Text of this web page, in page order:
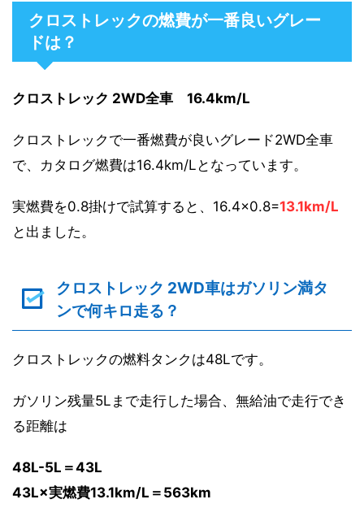
クロストレックの燃費が一番良いグレー
ドは？
クロストレック 2WD全車 16.4km/L
クロストレックで一番燃費が良いグレード2WD全車
で、カタログ燃費は16.4km/Lとなっています。
実燃費を0.8掛けで試算すると、16.4×0.8=13.1km/L
と出ました。
クロストレック 2WD車はガソリン満タ
ンで何キロ走る？
クロストレックの燃料タンクは48Lです。
ガソリン残量5Lまで走行した場合、無給油で走行でき
る距離は
48L-5L＝43L
43L×実燃費13.1km/L＝563km